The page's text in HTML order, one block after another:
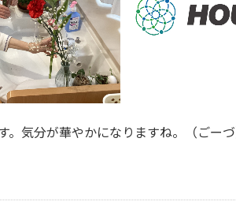
。気分が華やかになりますね。（ごーづ